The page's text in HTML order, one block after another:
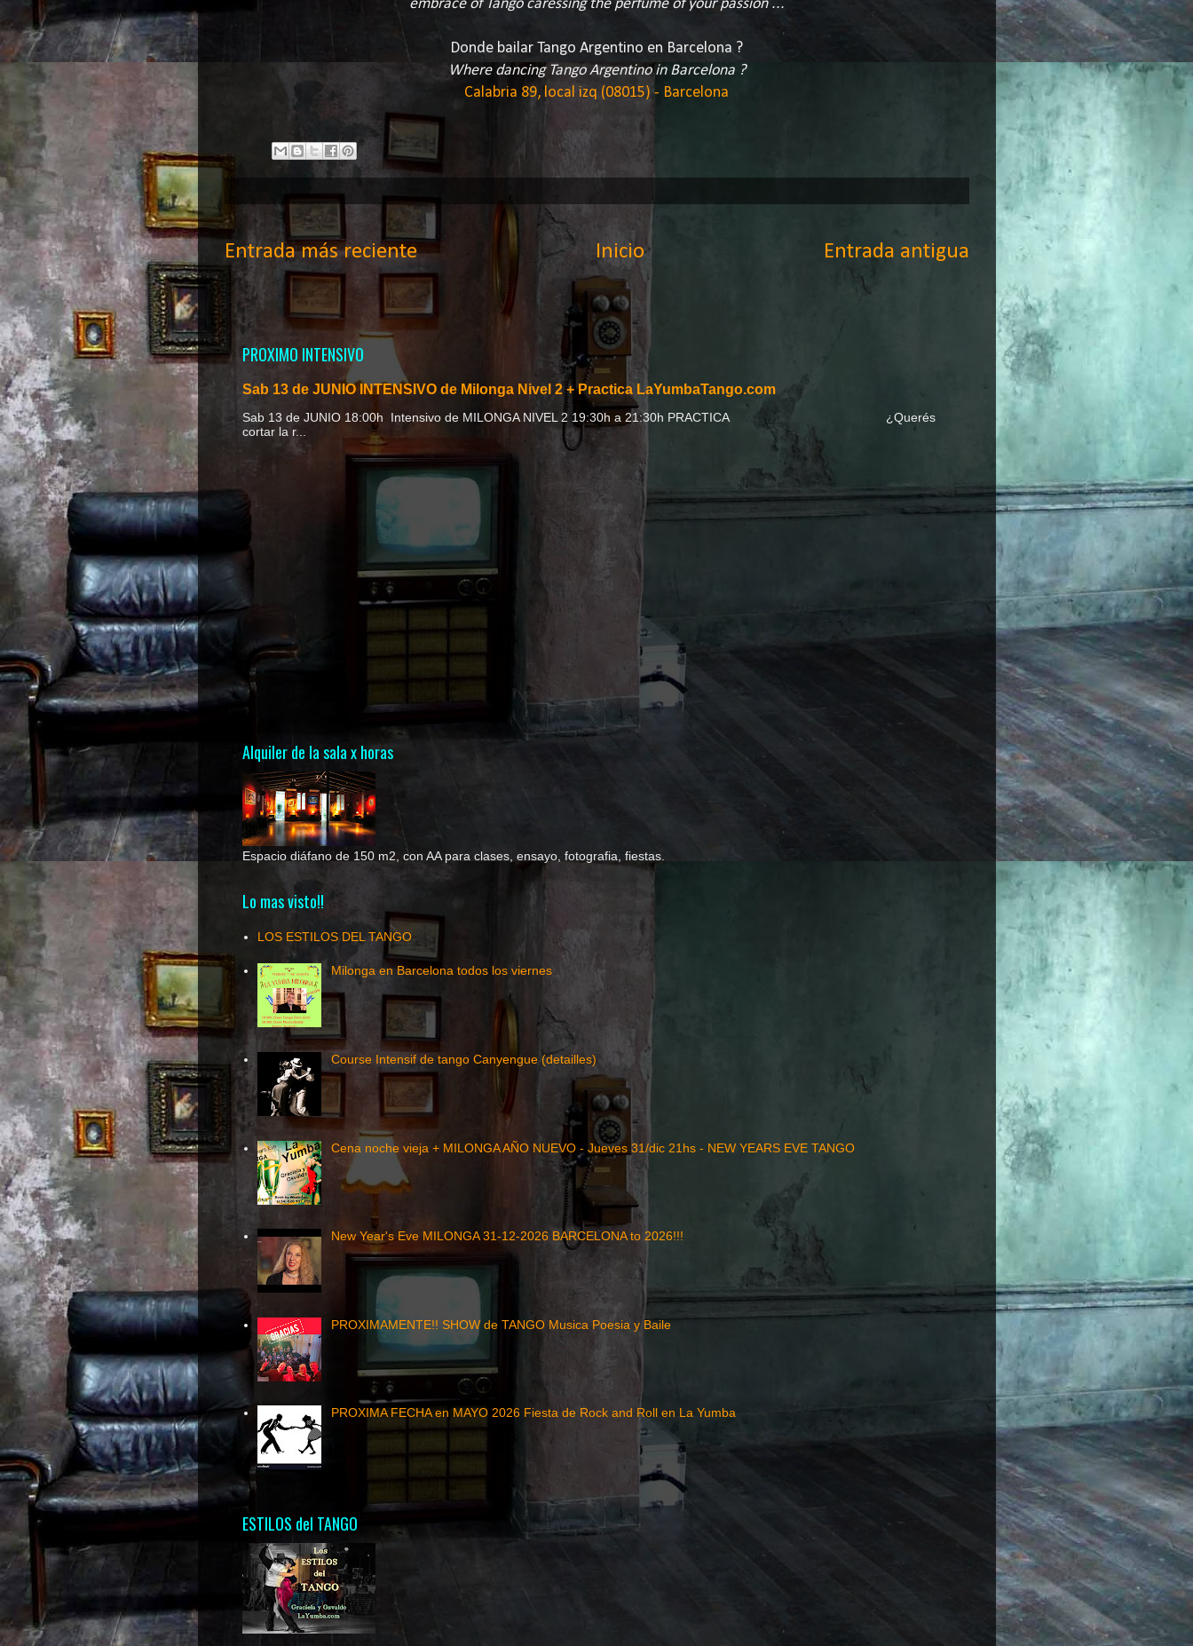
embrace of Tango caressing the perfume of your passion ...
Donde bailar Tango Argentino en Barcelona ?
Where dancing Tango Argentino in Barcelona ?
Calabria 89, local izq (08015) - Barcelona
Entrada más reciente Entrada antigua
Inicio
PROXIMO INTENSIVO
Sab 13 de JUNIO INTENSIVO de Milonga Nivel 2 + Practica LaYumbaTango.com
Sab 13 de JUNIO 18:00h Intensivo de MILONGA NIVEL 2 19:30h a 21:30h PRACTICA ¿Querés
cortar la r...
Alquiler de la sala x horas
Espacio diáfano de 150 m2, con AA para clases, ensayo, fotografia, fiestas.
Lo mas visto!!
LOS ESTILOS DEL TANGO
Milonga en Barcelona todos los viernes
Course Intensif de tango Canyengue (detailles)
Cena noche vieja + MILONGA AÑO NUEVO - Jueves 31/dic 21hs - NEW YEARS EVE TANGO
New Year's Eve MILONGA 31-12-2026 BARCELONA to 2026!!!
PROXIMAMENTE!! SHOW de TANGO Musica Poesia y Baile
PROXIMA FECHA en MAYO 2026 Fiesta de Rock and Roll en La Yumba
ESTILOS del TANGO